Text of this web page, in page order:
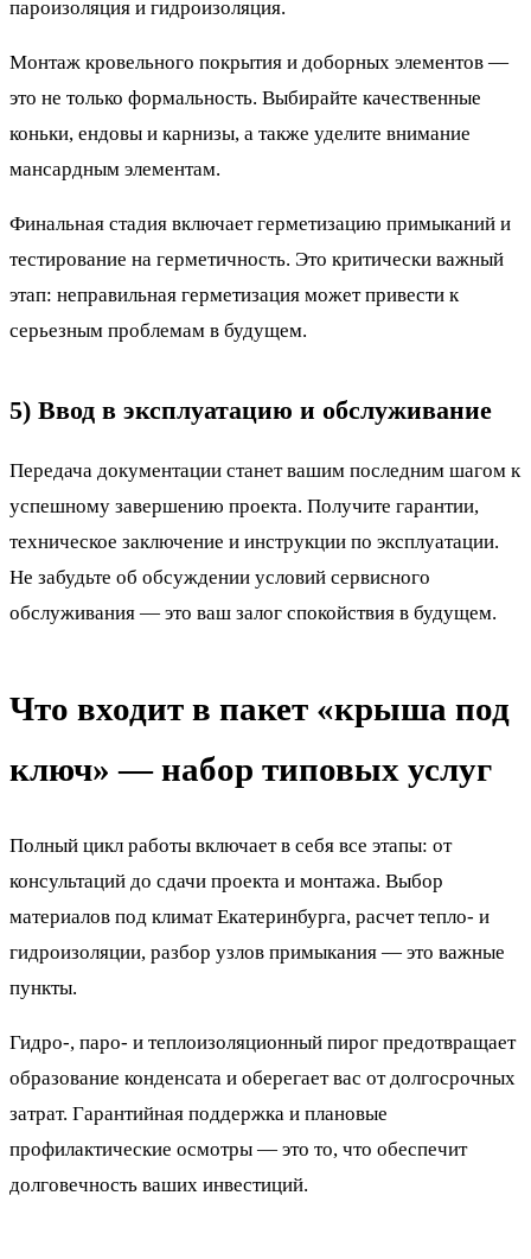
пароизоляция и гидроизоляция.
Монтаж кровельного покрытия и доборных элементов —
это не только формальность. Выбирайте качественные
коньки, ендовы и карнизы, а также уделите внимание
мансардным элементам.
Финальная стадия включает герметизацию примыканий и
тестирование на герметичность. Это критически важный
этап: неправильная герметизация может привести к
серьезным проблемам в будущем.
5) Ввод в эксплуатацию и обслуживание
Передача документации станет вашим последним шагом к
успешному завершению проекта. Получите гарантии,
техническое заключение и инструкции по эксплуатации.
Не забудьте об обсуждении условий сервисного
обслуживания — это ваш залог спокойствия в будущем.
Что входит в пакет «крыша под
ключ» — набор типовых услуг
Полный цикл работы включает в себя все этапы: от
консультаций до сдачи проекта и монтажа. Выбор
материалов под климат Екатеринбурга, расчет тепло- и
гидроизоляции, разбор узлов примыкания — это важные
пункты.
Гидро-, паро- и теплоизоляционный пирог предотвращает
образование конденсата и оберегает вас от долгосрочных
затрат. Гарантийная поддержка и плановые
профилактические осмотры — это то, что обеспечит
долговечность ваших инвестиций.